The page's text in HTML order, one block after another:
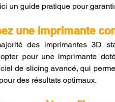
un guide pratique pour
une imprimante
des imprimantes 3D
pour une imprimante
de slicing avancé, qui
des résultats optimaux.